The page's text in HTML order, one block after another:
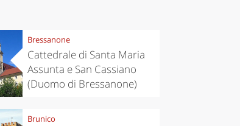
Bressanone
Cattedrale di Santa Maria
Assunta e San Cassiano
(Duomo di Bressanone)
Brunico